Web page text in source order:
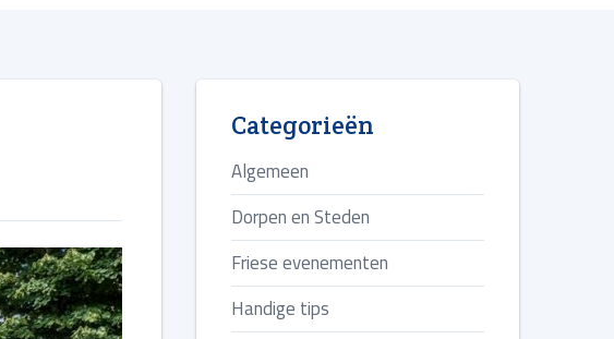
Categorieën
Algemeen
Dorpen en Steden
Friese evenementen
Handige tips